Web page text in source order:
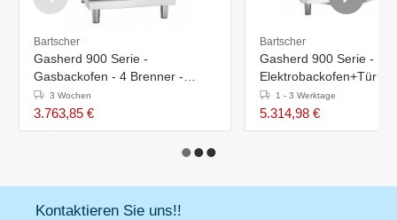
Bartscher
Gasherd 900 Serie -
Gasbackofen - 4 Brenner -
800x900(h)900-950mm
3 Wochen
3.763,85 €
Bartscher
Gasherd 900 Serie -
Elektrobackofen+Tür - 6
Brenner -
950mm
1 - 3 Werktage
5.314,98 €
Kontaktieren Sie uns!!